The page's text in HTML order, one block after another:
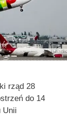
rząd 28
do 14
Unii